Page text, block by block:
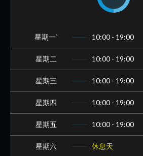
星期一` 10:00 - 19:00
星期二 10:00 - 19:00
星期三 10:00 - 19:00
星期四 10:00 - 19:00
星期五 10:00 - 19:00
星期六 休息天